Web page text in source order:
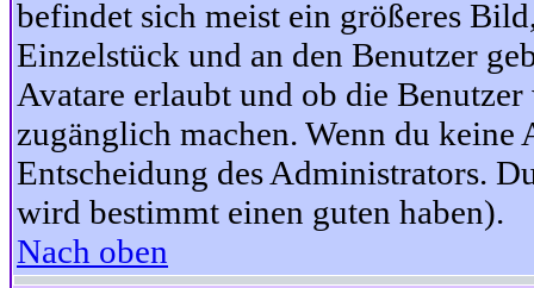
befindet sich meist ein größeres
Einzelstück und an den Benutzer
Avatare erlaubt und ob die
zugänglich machen. Wenn du keine
Entscheidung des Administrators.
wird bestimmt einen guten haben).
Nach oben